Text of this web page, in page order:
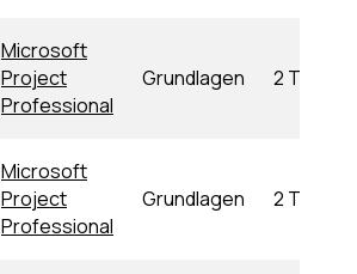
Microsoft
Project
Professional
Grundlagen 2 Tage
Microsoft
Project
Professional
Grundlagen 2 Tage